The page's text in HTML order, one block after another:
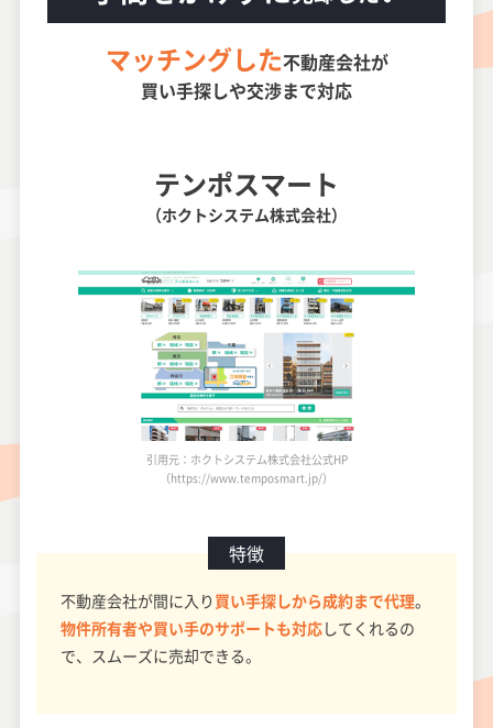
マッチングした不動産会社が
買い手探しや交渉まで対応
テンポスマート
（ホクトシステム株式会社）
引用元：ホクトシステム株式会社公式HP
（https://www.temposmart.jp/）
特徴
不動産会社が間に入り 買い手探しから成約まで代理。
物件所有者や買い手のサポートも対応してくれるの
で、スムーズに売却できる。